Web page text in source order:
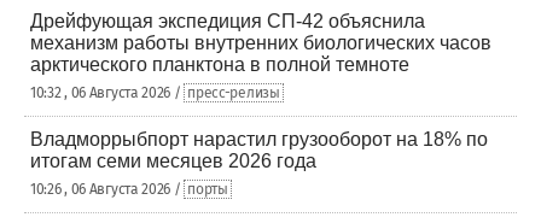
Дрейфующая экспедиция СП-42 объяснила
механизм работы внутренних биологических часов
арктического планктона в полной темноте
10:32 , 06 Августа 2026 / пресс-релизы
Владморрыбпорт нарастил грузооборот на 18% по
итогам семи месяцев 2026 года
10:26 , 06 Августа 2026 / порты